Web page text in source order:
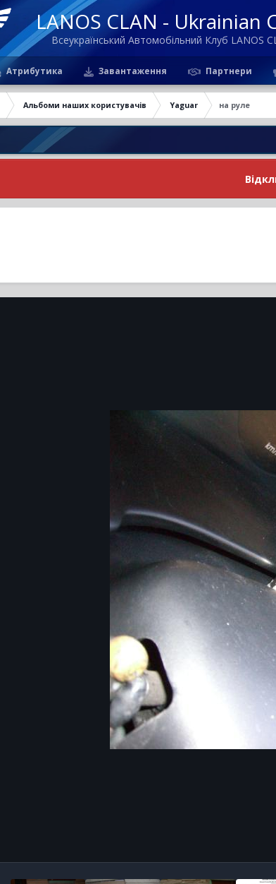
LANOS CLAN - Ukrainian
Всеукраїнський Автомобільний Клуб LANOS
Атрибутика Завантаження Партнери
Альбоми наших користувачів Yaguar на руле